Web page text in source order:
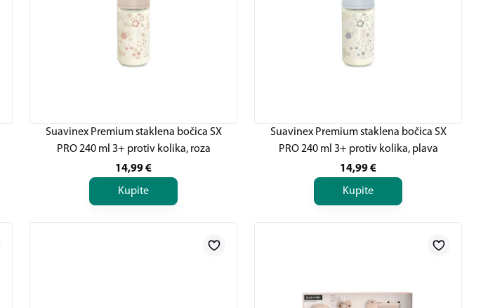
Suavinex Premium staklena bočica SX
PRO 240 ml 3+ protiv kolika, roza
14,99€
Kupite
Suavinex Premium staklena bočica SX
PRO 240 ml 3+ protiv kolika, plava
14,99€
Kupite